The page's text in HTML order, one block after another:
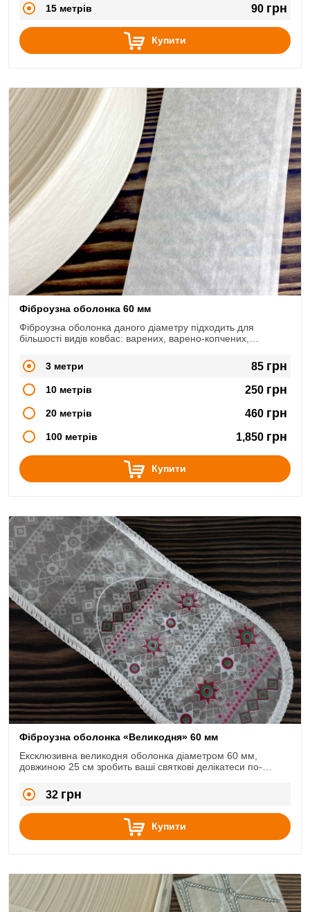
15 метрів 90 грн
Купити
Фіброузна оболонка 60 мм
Фіброузна оболонка даного діаметру підходить для
більшості видів ковбас: варених, варено-копчених,
3 метри
85 грн
10 метрів 250 грн
20 метрів 460 грн
100 метрів 1,850 грн
Купити
Фіброузна оболонка «Великодня» 60 мм
Ексклюзивна великодня оболонка діаметром 60 мм,
довжиною 25 см зробить ваші святкові делікатеси по-
32 грн
Купити